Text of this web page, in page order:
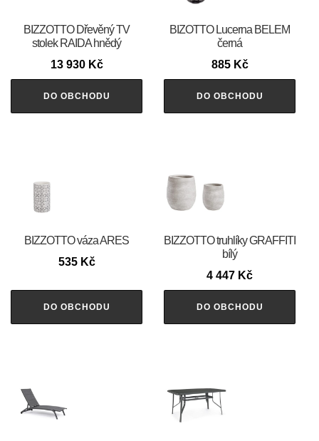
BIZZOTTO Dřevěný TV
stolek RAIDA hnědý
13 930 Kč
DO OBCHODU
BIZOTTO Lucerna BELEM
černá
885 Kč
DO OBCHODU
BIZZOTTO váza ARES
535 Kč
DO OBCHODU
BIZZOTTO truhlíky GRAFFITI
bílý
4 447 Kč
DO OBCHODU